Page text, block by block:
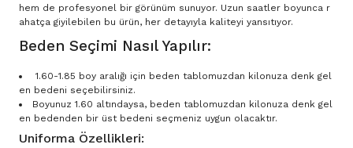
hem de profesyonel bir görünüm sunuyor. Uzun saatler boyunca r
ahatça giyilebilen bu ürün, her detayıyla kaliteyi yansıtıyor.
Beden Seçimi Nasıl Yapılır:
1.60-1.85 boy aralığı için beden tablomuzdan kilonuza denk gel
en bedeni seçebilirsiniz.
Boyunuz 1.60 altındaysa, beden tablomuzdan kilonuza denk gel
en bedenden bir üst bedeni seçmeniz uygun olacaktır.
Uniforma Özellikleri: